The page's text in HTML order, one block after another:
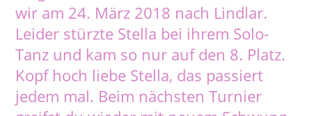
wir am 24. März 2018 nach Lindlar.
Leider stürzte Stella bei ihrem Solo-
Tanz und kam so nur auf den 8. Platz.
Kopf hoch liebe Stella, das passiert
jedem mal. Beim nächsten Turnier